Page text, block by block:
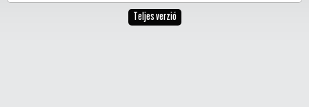
Teljes verzió